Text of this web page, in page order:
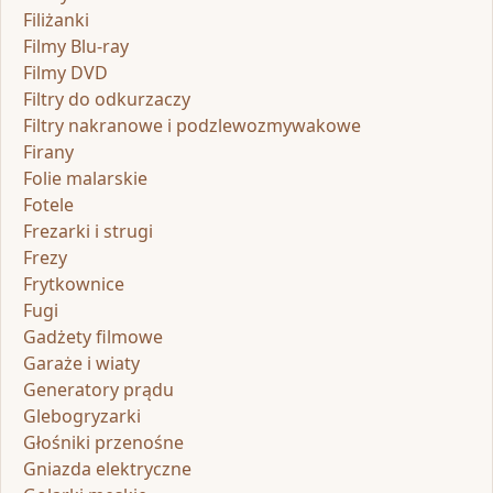
Filiżanki
Filmy Blu-ray
Filmy DVD
Filtry do odkurzaczy
Filtry nakranowe i podzlewozmywakowe
Firany
Folie malarskie
Fotele
Frezarki i strugi
Frezy
Frytkownice
Fugi
Gadżety filmowe
Garaże i wiaty
Generatory prądu
Glebogryzarki
Głośniki przenośne
Gniazda elektryczne